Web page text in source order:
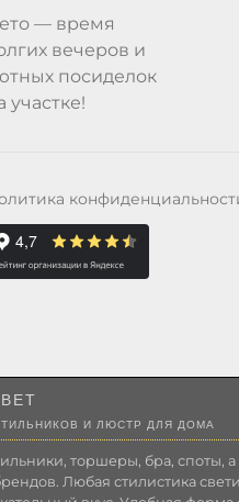
— время
вечеров и
посиделок
участке!
И ЛЮСТР ДЛЯ ДОМА
торшеры, бра, споты,
Любая стилистика